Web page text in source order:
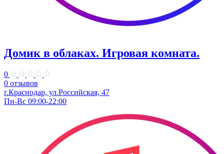
Домик в облаках. ​Игровая комната.
0
0 отзывов
г.Краснодар, ул.​Российская, 47
Пн-Вс 09:00-22:00